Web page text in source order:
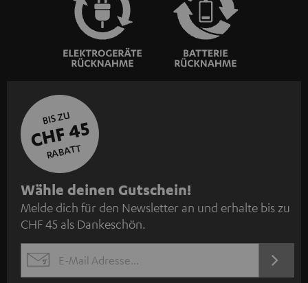
BIS ZU
CHF 45
RABATT
N
e
w
s
l
Wähle deinen Gutschein!
Melde dich für den Newsletter an und erhalte bis zu
CHF 45 als Dankeschön.
EMAIL
JETZT